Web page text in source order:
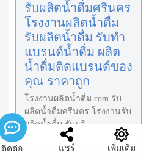
รับผลิตน้ำดื่มศรีนคร
โรงงานผลิตน้ำดื่ม
รับผลิตน้ำดื่ม รับทำ
แบรนด์น้ำดื่ม ผลิต
น้ำดื่มติดแบรนด์ของ
คุณ ราคาถูก
โรงงานผลิตน้ำดื่ม.com รับ
ผลิตน้ำดื่มศรีนคร โรงงานรับ
ผลิตน้ำดื่ม รับผลิ
ติดต่อ แชร์ เพิ่มเติม